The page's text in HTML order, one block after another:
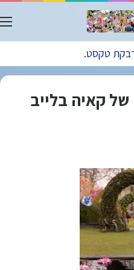
קאיה בלייב